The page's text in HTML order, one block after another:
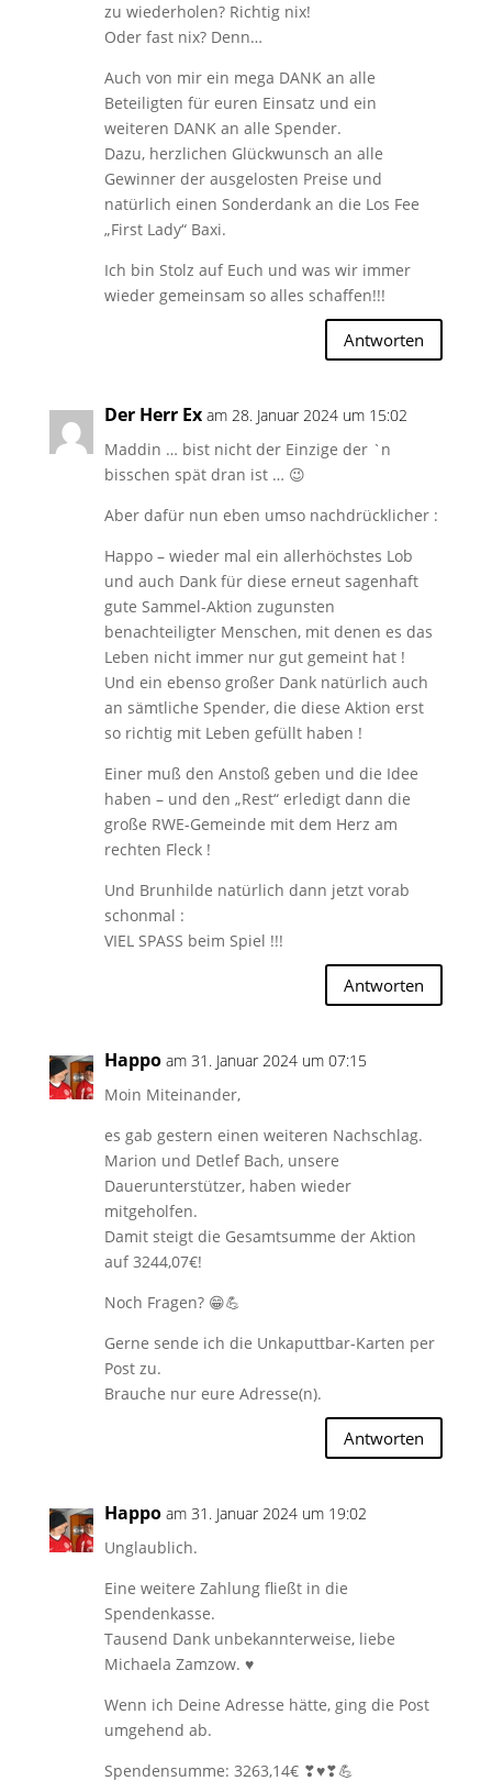
zu wiederholen? Richtig nix!
Oder fast nix? Denn…
Auch von mir ein mega DANK an alle
Beteiligten für euren Einsatz und ein
weiteren DANK an alle Spender.
Dazu, herzlichen Glückwunsch an alle
Gewinner der ausgelosten Preise und
natürlich einen Sonderdank an die Los Fee
„First Lady“ Baxi.
Ich bin Stolz auf Euch und was wir immer
wieder gemeinsam so alles schaffen!!!
Antworten
Der Herr Ex am 28. Januar 2024 um 15:02
Maddin … bist nicht der Einzige der `n
bisschen spät dran ist … 😉
Aber dafür nun eben umso nachdrücklicher :
Happo – wieder mal ein allerhöchstes Lob
und auch Dank für diese erneut sagenhaft
gute Sammel-Aktion zugunsten
benachteiligter Menschen, mit denen es das
Leben nicht immer nur gut gemeint hat !
Und ein ebenso großer Dank natürlich auch
an sämtliche Spender, die diese Aktion erst
so richtig mit Leben gefüllt haben !
Einer muß den Anstoß geben und die Idee
haben – und den „Rest“ erledigt dann die
große RWE-Gemeinde mit dem Herz am
rechten Fleck !
Und Brunhilde natürlich dann jetzt vorab
schonmal :
VIEL SPASS beim Spiel !!!
Antworten
Happo am 31. Januar 2024 um 07:15
Moin Miteinander,
es gab gestern einen weiteren Nachschlag.
Marion und Detlef Bach, unsere
Dauerunterstützer, haben wieder
mitgeholfen.
Damit steigt die Gesamtsumme der Aktion
auf 3244,07€!
Noch Fragen? 😁💪
Gerne sende ich die Unkaputtbar-Karten per
Post zu.
Brauche nur eure Adresse(n).
Antworten
Happo am 31. Januar 2024 um 19:02
Unglaublich.
Eine weitere Zahlung fließt in die
Spendenkasse.
Tausend Dank unbekannterweise, liebe
Michaela Zamzow. ♥
Wenn ich Deine Adresse hätte, ging die Post
umgehend ab.
Spendensumme: 3263,14€ ❣♥❣💪